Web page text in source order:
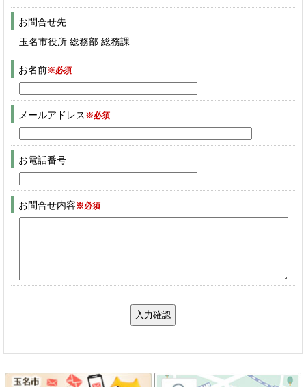
お問合せ先
玉名市役所 総務部 総務課
お名前※必須
メールアドレス ※必須
お電話番号
お問合せ内容※必須